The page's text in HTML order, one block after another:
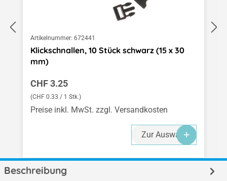
Artikelnummer: 672441
Klickschnallen, 10 Stück schwarz (15 x 30
mm)
Regulärer Preis:
CHF 3.25
(CHF 0.33 / 1 Stk.)
Preise inkl. MwSt. zzgl. Versandkosten
Zur Auswahl
Beschreibung